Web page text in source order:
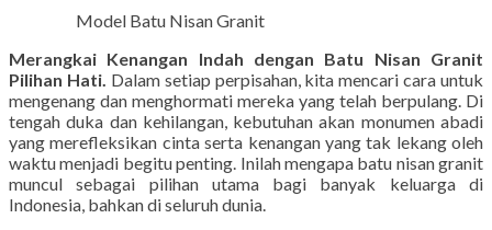
Model Batu Nisan Granit
Merangkai Kenangan Indah dengan Batu Nisan Granit
Pilihan Hati. Dalam setiap perpisahan, kita mencari cara untuk
mengenang dan menghormati mereka yang telah berpulang. Di
tengah duka dan kehilangan, kebutuhan akan monumen abadi
yang merefleksikan cinta serta kenangan yang tak lekang oleh
waktu menjadi begitu penting. Inilah mengapa batu nisan granit
muncul sebagai pilihan utama bagi banyak keluarga di
Indonesia, bahkan di seluruh dunia.